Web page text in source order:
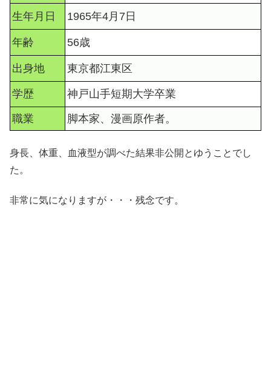
生年月日 1965年4月7日
年齢 56歳
出身地 東京都江東区
学歴 神戸山手短期大学卒業
職業 脚本家、漫画原作者。
身長、体重、血液型が調べた結果非公開とゆうことでし
た。
非常に気になりますが・・・残念です。